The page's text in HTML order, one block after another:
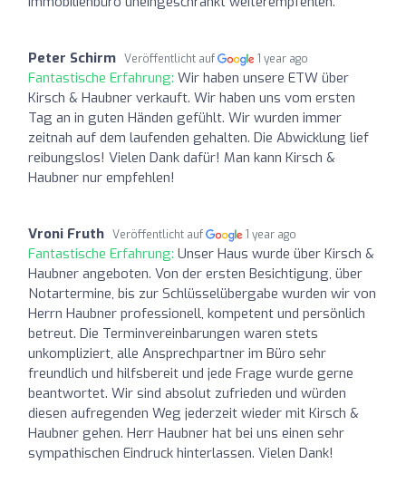
Peter Schirm Veröffentlicht auf 1 year ago
Fantastische Erfahrung: Wir haben unsere ETW über
Kirsch & Haubner verkauft. Wir haben uns vom ersten
Tag an in guten Händen gefühlt. Wir wurden immer
zeitnah auf dem laufenden gehalten. Die Abwicklung lief
reibungslos! Vielen Dank dafür! Man kann Kirsch &
Haubner nur empfehlen!
Vroni Fruth Veröffentlicht auf 1 year ago
Fantastische Erfahrung: Unser Haus wurde über Kirsch &
Haubner angeboten. Von der ersten Besichtigung, über
Notartermine, bis zur Schlüsselübergabe wurden wir von
Herrn Haubner professionell, kompetent und persönlich
betreut. Die Terminvereinbarungen waren stets
unkompliziert, alle Ansprechpartner im Büro sehr
freundlich und hilfsbereit und jede Frage wurde gerne
beantwortet. Wir sind absolut zufrieden und würden
diesen aufregenden Weg jederzeit wieder mit Kirsch &
Haubner gehen. Herr Haubner hat bei uns einen sehr
sympathischen Eindruck hinterlassen. Vielen Dank!